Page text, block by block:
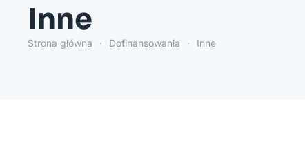
Inne
Strona główna Dofinansowania Inne